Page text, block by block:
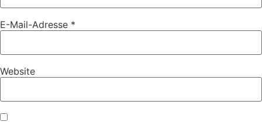
E-Mail-Adresse *
Website